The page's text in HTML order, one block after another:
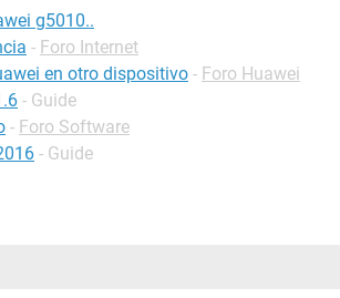
g5010..
- Foro Internet
en otro dispositivo - Foro Huawei
- Guide
- Foro Software
- Guide